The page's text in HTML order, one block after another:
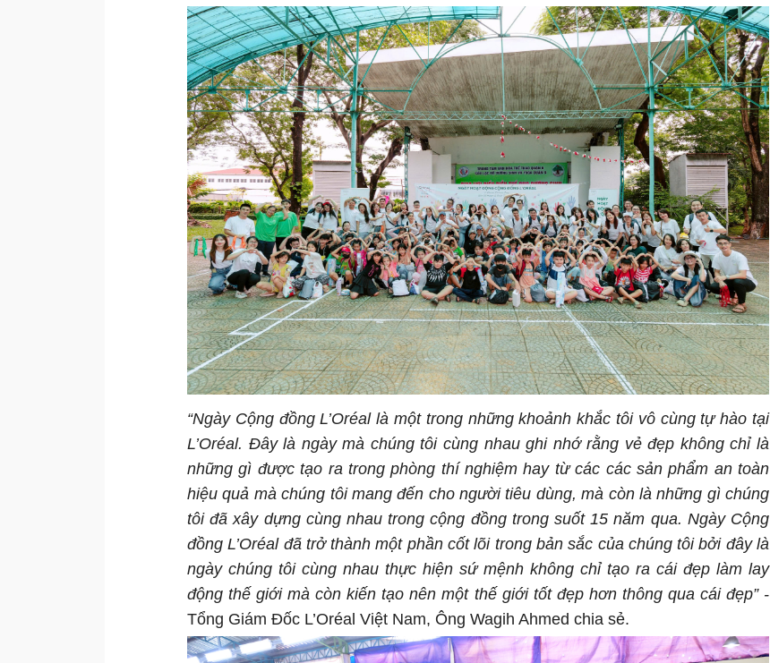
“Ngày Cộng đồng L’Oréal là một trong những khoảnh khắc tôi vô cùng tự hào tại
L’Oréal. Đây là ngày mà chúng tôi cùng nhau ghi nhớ rằng vẻ đẹp không chỉ là
những gì được tạo ra trong phòng thí nghiệm hay từ các các sản phẩm an toàn
hiệu quả mà chúng tôi mang đến cho người tiêu dùng, mà còn là những gì chúng
tôi đã xây dựng cùng nhau trong cộng đồng trong suốt 15 năm qua. Ngày Cộng
đồng L’Oréal đã trở thành một phần cốt lõi trong bản sắc của chúng tôi bởi đây là
ngày chúng tôi cùng nhau thực hiện sứ mệnh không chỉ tạo ra cái đẹp làm lay
động thế giới mà còn kiến tạo nên một thế giới tốt đẹp hơn thông qua cái đẹp” -
Tổng Giám Đốc L’Oréal Việt Nam, Ông Wagih Ahmed chia sẻ.